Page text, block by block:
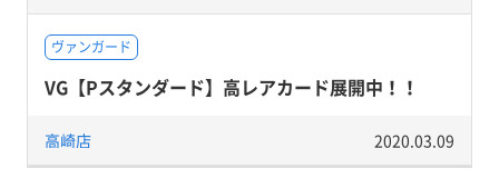
ヴァンガード
VG【Pスタンダード】高レアカード展開中！！
高崎店 2020.03.09